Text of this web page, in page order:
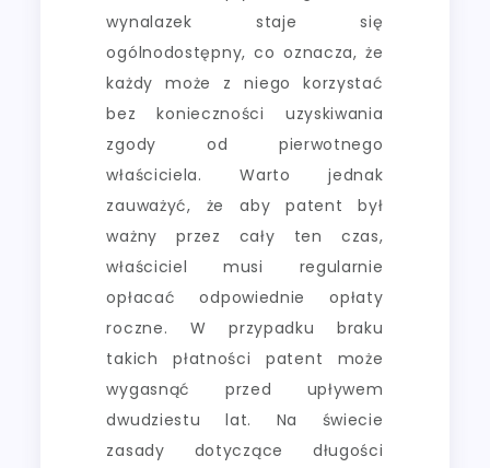
wynalazek staje się
ogólnodostępny, co oznacza, że
każdy może z niego korzystać
bez konieczności uzyskiwania
zgody od pierwotnego
właściciela. Warto jednak
zauważyć, że aby patent był
ważny przez cały ten czas,
właściciel musi regularnie
opłacać odpowiednie opłaty
roczne. W przypadku braku
takich płatności patent może
wygasnąć przed upływem
dwudziestu lat. Na świecie
zasady dotyczące długości